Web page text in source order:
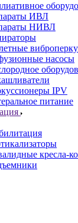
ИВЛ
НИВЛ
насосы
IPV
питание
кресла-